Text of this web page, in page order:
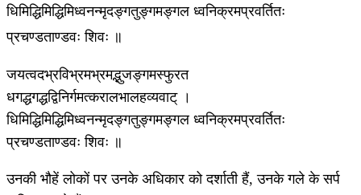
धिमिद्धिमिद्धिमिध्वनन्मृदङ्गतुङ्गमङ्गल ध्वनिक्रमप्रवर्तितः
प्रचण्डताण्डवः शिवः ॥
जयत्वदभ्रविभ्रमभ्रमद्भुजङ्गमस्फुरत
धगद्धगद्धद्विनिर्गमत्करालभालहव्यवाट् ।
धिमिद्धिमिद्धिमिध्वनन्मृदङ्गतुङ्गमङ्गल ध्वनिक्रमप्रवर्तितः
प्रचण्डताण्डवः शिवः ॥
उनकी भौहें लोकों पर उनके अधिकार को दर्शाती हैं, उनके गले के सर्प